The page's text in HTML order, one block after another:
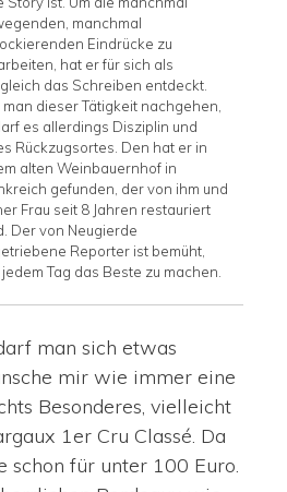
manchmal
Eindrücke zu
hat er für sich als
das Schreiben entdeckt.
man dieser Tätigkeit nachgehen,
es allerdings Disziplin und
Rückzugsortes. Den hat er in
alten Weinbauernhof in
gefunden, der von ihm und
Frau seit 8 Jahren restauriert
Der von Neugierde
Reporter ist bemüht,
jedem Tag das Beste zu machen.
man sich etwas
mir wie immer eine
Besonderes, vielleicht
1er Cru Classé. Da
schon für unter 100 Euro.